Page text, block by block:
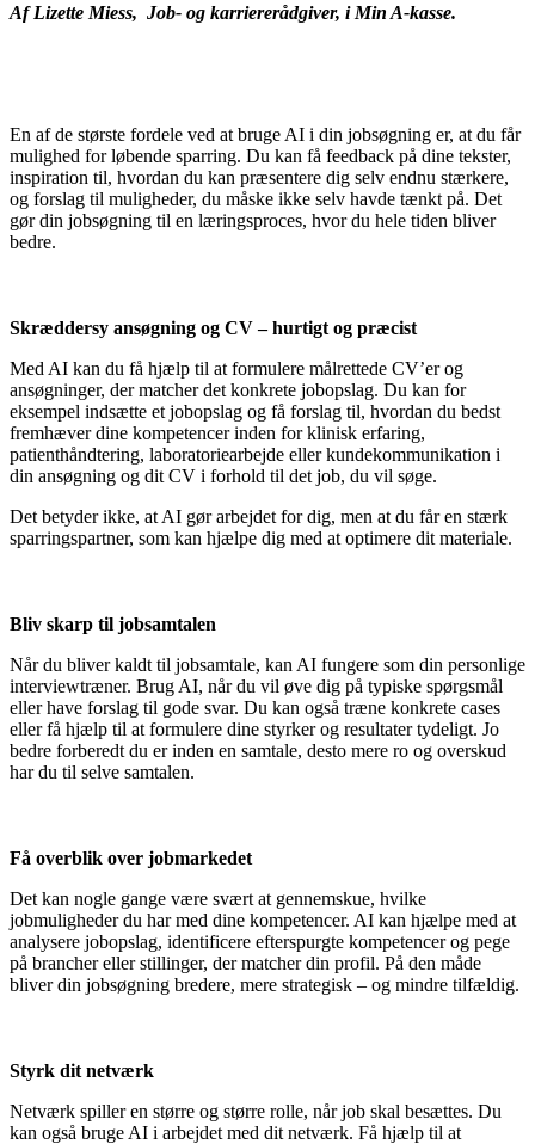
Af Lizette Miess, Job- og karriererådgiver, i Min A-kasse.
En af de største fordele ved at bruge AI i din jobsøgning er, at du får
mulighed for løbende sparring. Du kan få feedback på dine tekster,
inspiration til, hvordan du kan præsentere dig selv endnu stærkere,
og forslag til muligheder, du måske ikke selv havde tænkt på. Det
gør din jobsøgning til en læringsproces, hvor du hele tiden bliver
bedre.
Skræddersy ansøgning og CV – hurtigt og præcist
Med AI kan du få hjælp til at formulere målrettede CV’er og
ansøgninger, der matcher det konkrete jobopslag. Du kan for
eksempel indsætte et jobopslag og få forslag til, hvordan du bedst
fremhæver dine kompetencer inden for klinisk erfaring,
patienthåndtering, laboratoriearbejde eller kundekommunikation i
din ansøgning og dit CV i forhold til det job, du vil søge.
Det betyder ikke, at AI gør arbejdet for dig, men at du får en stærk
sparringspartner, som kan hjælpe dig med at optimere dit materiale.
Bliv skarp til jobsamtalen
Når du bliver kaldt til jobsamtale, kan AI fungere som din personlige
interviewtræner. Brug AI, når du vil øve dig på typiske spørgsmål
eller have forslag til gode svar. Du kan også træne konkrete cases
eller få hjælp til at formulere dine styrker og resultater tydeligt. Jo
bedre forberedt du er inden en samtale, desto mere ro og overskud
har du til selve samtalen.
Få overblik over jobmarkedet
Det kan nogle gange være svært at gennemskue, hvilke
jobmuligheder du har med dine kompetencer. AI kan hjælpe med at
analysere jobopslag, identificere efterspurgte kompetencer og pege
på brancher eller stillinger, der matcher din profil. På den måde
bliver din jobsøgning bredere, mere strategisk – og mindre tilfældig.
Styrk dit netværk
Netværk spiller en større og større rolle, når job skal besættes. Du
kan også bruge AI i arbejdet med dit netværk. Få hjælp til at